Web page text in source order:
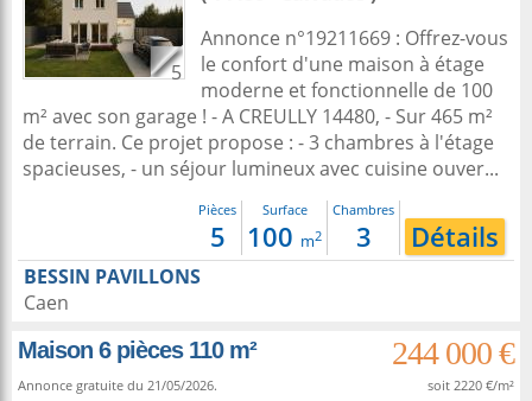
5
Annonce n°19211669 : Offrez-vous
le confort d'une maison à étage
moderne et fonctionnelle de 100
m² avec son garage ! - A CREULLY 14480, - Sur 465 m²
de terrain. Ce projet propose : - 3 chambres à l'étage
spacieuses, - un séjour lumineux avec cuisine ouver...
Pièces
5
Surface
100 m2
Chambres
3 Détails
BESSIN PAVILLONS
Caen
Maison 6 pièces 110 m²
244 000 €
Annonce gratuite du 21/05/2026. soit 2220 €/m²